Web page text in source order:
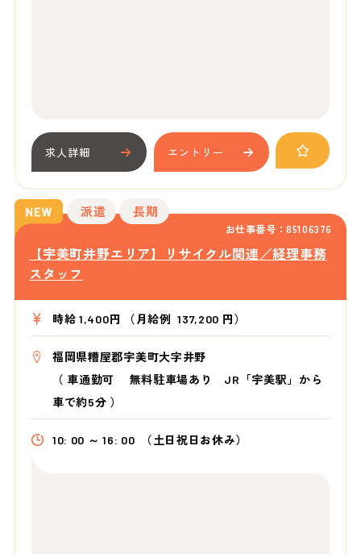
求人詳細 エントリー
お仕事番号：85106376
派遣 長期
【宇美町井野エリア】リサイクル関連／経理事務
スタッフ
時給 1,400円 （月給例 137,200 円）
福岡県糟屋郡宇美町大字井野
（ 車通勤可 無料駐車場あり JR「宇美駅」から
車で約5分 ）
10: 00 ～ 16: 00 （土日祝日お休み）